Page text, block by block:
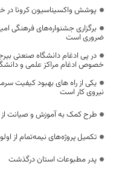
پوشش واکسیناسیون کرونا در خراسان
برگزاری جشنواره‌های فرهنگی
ضروری است
در پی ادغام دانشگاه صنعتی
خصوص ادغام مراکز علمی و
يكی از راه های بهبود کیفیت
نيروی كار است
طرح کمک به آموزش و صیانت
تکمیل پروژه‌های نیمه‌تمام از
پدر مطبوعات استان درگذشت